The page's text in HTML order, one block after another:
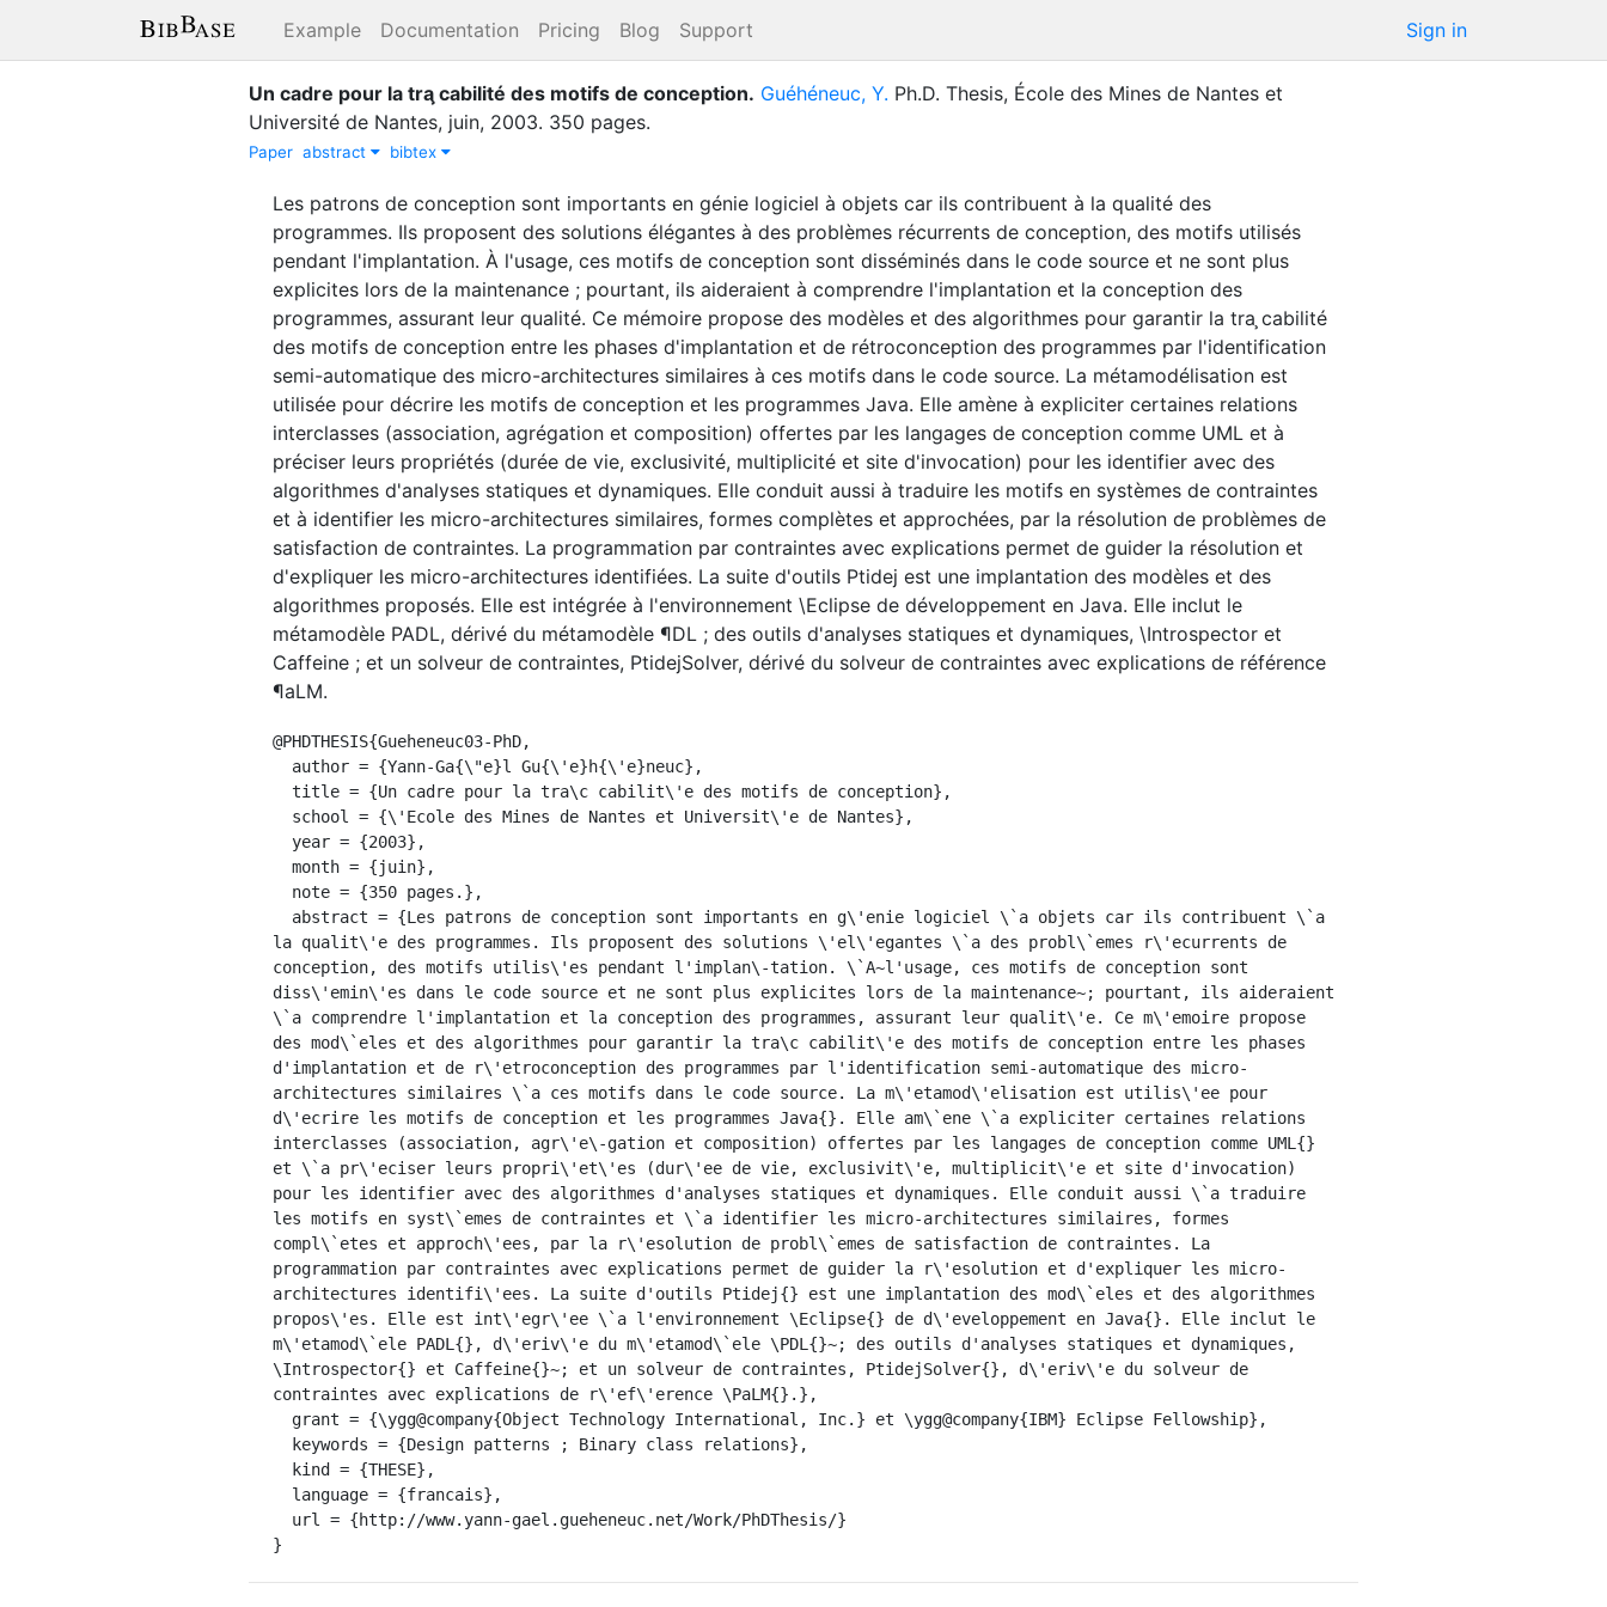
Example Documentation Pricing Blog Support Sign in
Un cadre pour la tra ̧cabilité des motifs de conception. Guéhéneuc, Y. Ph.D. Thesis, École des Mines de Nantes et
Université de Nantes, juin, 2003. 350 pages.
Paper abstract bibtex
Les patrons de conception sont importants en génie logiciel à objets car ils contribuent à la qualité des
programmes. Ils proposent des solutions élégantes à des problèmes récurrents de conception, des motifs utilisés
pendant l'implan­tation. À l'usage, ces motifs de conception sont disséminés dans le code source et ne sont plus
explicites lors de la maintenance ; pourtant, ils aideraient à comprendre l'implantation et la conception des
programmes, assurant leur qualité. Ce mémoire propose des modèles et des algorithmes pour garantir la tra ̧cabilité
des motifs de conception entre les phases d'implantation et de rétroconception des programmes par l'identification
semi-automatique des micro-architectures similaires à ces motifs dans le code source. La métamodélisation est
utilisée pour décrire les motifs de conception et les programmes Java. Elle amène à expliciter certaines relations
interclasses (association, agré­gation et composition) offertes par les langages de conception comme UML et à
préciser leurs propriétés (durée de vie, exclusivité, multiplicité et site d'invocation) pour les identifier avec des
algorithmes d'analyses statiques et dynamiques. Elle conduit aussi à traduire les motifs en systèmes de contraintes
et à identifier les micro-architectures similaires, formes complètes et approchées, par la résolution de problèmes de
satisfaction de contraintes. La programmation par contraintes avec explications permet de guider la résolution et
d'expliquer les micro-architectures identifiées. La suite d'outils Ptidej est une implantation des modèles et des
algorithmes proposés. Elle est intégrée à l'environnement \Eclipse de développement en Java. Elle inclut le
métamodèle PADL, dérivé du métamodèle ¶DL ; des outils d'analyses statiques et dynamiques, \Introspector et
Caffeine ; et un solveur de contraintes, PtidejSolver, dérivé du solveur de contraintes avec explications de référence
¶aLM.
@PHDTHESIS{Gueheneuc03-PhD,
la qualit\'e des programmes. Ils proposent des solutions \'el\'egantes \`a des probl\`emes r\'ecurrents de
conception, des motifs utilis\'es pendant l'implan\-tation. \`A~l'usage, ces motifs de conception sont
diss\'emin\'es dans le code source et ne sont plus explicites lors de la maintenance~; pourtant, ils aideraient
\`a comprendre l'implantation et la conception des programmes, assurant leur qualit\'e. Ce m\'emoire propose
des mod\`eles et des algorithmes pour garantir la tra\c cabilit\'e des motifs de conception entre les phases
d'implantation et de r\'etroconception des programmes par l'identification semi-automatique des micro-
architectures similaires \`a ces motifs dans le code source. La m\'etamod\'elisation est utilis\'ee pour
d\'ecrire les motifs de conception et les programmes Java{}. Elle am\`ene \`a expliciter certaines relations
interclasses (association, agr\'e\-gation et composition) offertes par les langages de conception comme UML{}
et \`a pr\'eciser leurs propri\'et\'es (dur\'ee de vie, exclusivit\'e, multiplicit\'e et site d'invocation)
pour les identifier avec des algorithmes d'analyses statiques et dynamiques. Elle conduit aussi \`a traduire
les motifs en syst\`emes de contraintes et \`a identifier les micro-architectures similaires, formes
compl\`etes et approch\'ees, par la r\'esolution de probl\`emes de satisfaction de contraintes. La
programmation par contraintes avec explications permet de guider la r\'esolution et d'expliquer les micro-
architectures identifi\'ees. La suite d'outils Ptidej{} est une implantation des mod\`eles et des algorithmes
propos\'es. Elle est int\'egr\'ee \`a l'environnement \Eclipse{} de d\'eveloppement en Java{}. Elle inclut le
m\'etamod\`ele PADL{}, d\'eriv\'e du m\'etamod\`ele \PDL{}~; des outils d'analyses statiques et dynamiques,
\Introspector{} et Caffeine{}~; et un solveur de contraintes, PtidejSolver{}, d\'eriv\'e du solveur de
contraintes avec explications de r\'ef\'erence \PaLM{}.},
}